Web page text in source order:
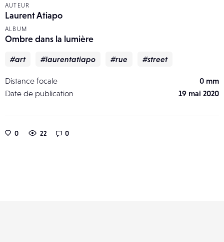
AUTEUR
Laurent Atiapo
ALBUM
Ombre dans la lumière
#art #laurentatiapo #rue #street
Distance focale
0 mm
Date de publication
19 mai 2020
0 22 0